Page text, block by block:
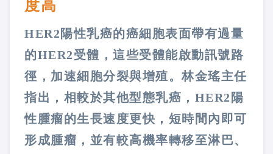
度高
HER2陽性乳癌的癌細胞表面帶有過量
的HER2受體，這些受體能啟動訊號路
徑，加速細胞分裂與增殖。林金瑤主任
指出，相較於其他型態乳癌，HER2陽
性腫瘤的生長速度更快，短時間內即可
形成腫瘤，並有較高機率轉移至淋巴、